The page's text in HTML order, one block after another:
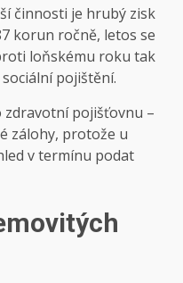
činnosti je hrubý zisk
korun ročně, letos se
loňskému roku tak
pojištění.
pojišťovnu –
zálohy, protože u
v termínu podat